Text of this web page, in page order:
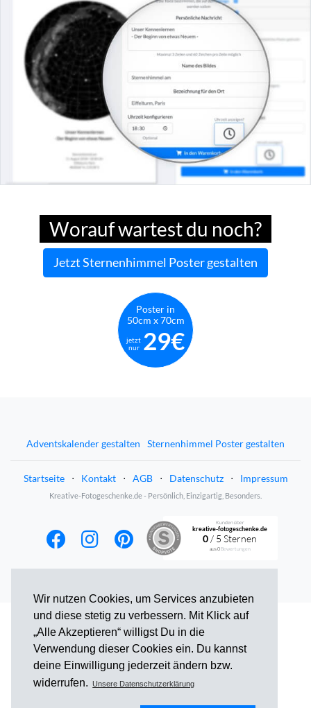
Wir nutzen Cookies, um Services anzubieten
und diese stetig zu verbessern. Mit Klick auf
„Alle Akzeptieren“ willigst Du in die
Verwendung dieser Cookies ein. Du kannst
deine Einwilligung jederzeit ändern bzw.
widerrufen.
Unsere Datenschutzerklärung
Worauf wartest du noch?
Jetzt Sternenhimmel Poster gestalten
Poster in
50cm x 70cm
jetzt
nur 29€
Adventskalender gestalten Sternenhimmel Poster gestalten
Startseite ⋅ Kontakt ⋅ AGB ⋅ Datenschutz ⋅ Impressum
Kreative-Fotogeschenke.de - Persönlich, Einzigartig, Besonders.
Kunden über
kreative-fotogeschenke.de
0 / 5 Sternen
aus0Bewertungen